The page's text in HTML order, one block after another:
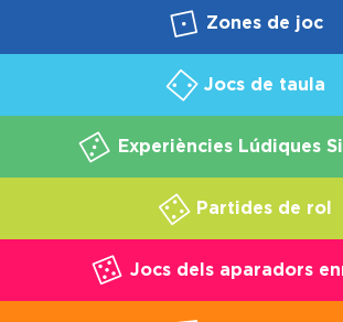
Zones de joc
Jocs de taula
Experiències Lúdiques
Partides de rol
Jocs dels aparadors